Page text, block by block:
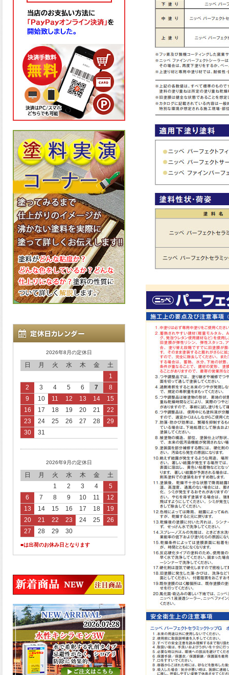
2026年8月の定休日
日 月 火 水 木 金
土
1
2
3 4 5 6 7
8
9
10 11 12 13 14
15
16
17 18 19 20 21
22
23
24 25 26 27 28
29
30
31
2026年9月の定休日
日 月 火 水 木 金
土
1
2 3 4
5
6
7 8 9 10 11
12
13
14 15 16 17 18
19
20
21 22 23 24 25
26
27
28 29 30
■は出荷のお休み日となります